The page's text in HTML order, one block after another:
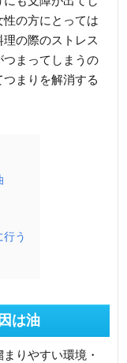
の方にとっては
の際のストレス
つまってしまうの
まりを解消する
う
は油
りやすい環境・